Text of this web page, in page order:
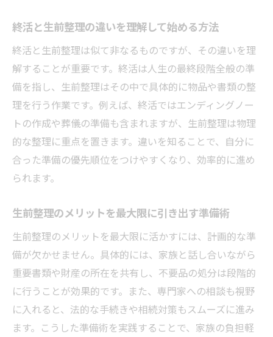
終活と生前整理の違いを理解して始める方法
終活と生前整理は似て非なるものですが、その違いを理
解することが重要です。終活は人生の最終段階全般の準
備を指し、生前整理はその中で具体的に物品や書類の整
理を行う作業です。例えば、終活ではエンディングノー
トの作成や葬儀の準備も含まれますが、生前整理は物理
的な整理に重点を置きます。違いを知ることで、自分に
合った準備の優先順位をつけやすくなり、効率的に進め
られます。
生前整理のメリットを最大限に引き出す準備術
生前整理のメリットを最大限に活かすには、計画的な準
備が欠かせません。具体的には、家族と話し合いながら
重要書類や財産の所在を共有し、不要品の処分は段階的
に行うことが効果的です。また、専門家への相談も視野
に入れると、法的な手続きや相続対策もスムーズに進み
ます。こうした準備術を実践することで、家族の負担軽